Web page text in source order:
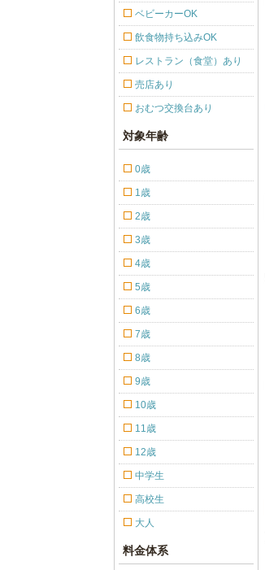
ベビーカーOK
飲食物持ち込みOK
レストラン（食堂）あり
売店あり
おむつ交換台あり
対象年齢
0歳
1歳
2歳
3歳
4歳
5歳
6歳
7歳
8歳
9歳
10歳
11歳
12歳
中学生
高校生
大人
料金体系